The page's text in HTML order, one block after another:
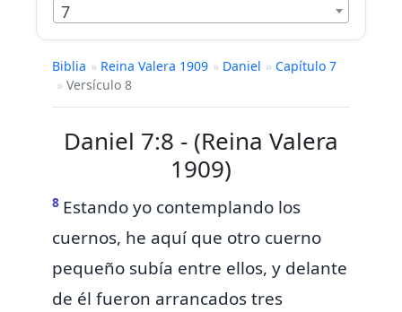
7
Biblia » Reina Valera 1909 » Daniel » Capítulo 7
» Versículo 8
Daniel 7:8 - (Reina Valera
1909)
8 Estando yo contemplando los
cuernos, he aquí que otro cuerno
pequeño subía entre ellos, y delante
de él fueron arrancados tres